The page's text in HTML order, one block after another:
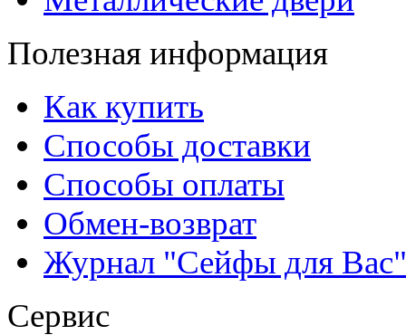
Полезная информация
Как купить
Способы доставки
Способы оплаты
Обмен-возврат
Журнал "Сейфы для Вас"
Сервис